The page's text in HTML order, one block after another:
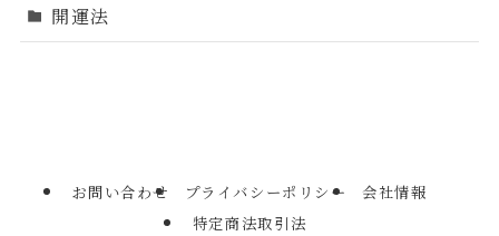
開運法
お問い合わせ プライバシーポリシー
会社情報
特定商法取引法